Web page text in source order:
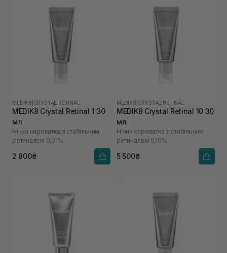
MEDIK8 CRYSTAL RETINAL
MEDIK8 Crystal Retinal 1 30
мл
Нічна сироватка зі стабільним
ретиналем 0,01%
2 800₴
MEDIK8 CRYSTAL RETINAL
MEDIK8 Crystal Retinal 10 30
мл
Нічна сироватка зі стабільним
ретиналем 0,10%
5 500₴